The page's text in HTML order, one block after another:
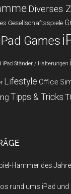
Diverses
Gesellschaftsspiele
Games
iPad Ständer / Halterungen
Lifestyle Office
Tipps & Tricks
Hammer des
rund ums iPad und